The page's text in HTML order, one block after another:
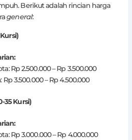
Berikut adalah rincian harga
general:
Rp 2.500.000 – Rp 3.500.000
Rp 3.500.000 – Rp 4.500.000
35 Kursi)
Rp 3.000.000 – Rp 4.000.000